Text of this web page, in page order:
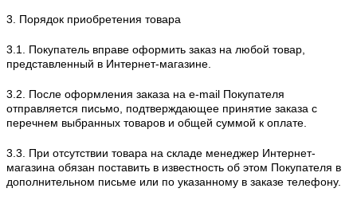
3. Порядок приобретения товара
3.1. Покупатель вправе оформить заказ на любой товар,
представленный в Интернет-магазине.
3.2. После оформления заказа на e-mail Покупателя
отправляется письмо, подтверждающее принятие заказа с
перечнем выбранных товаров и общей суммой к оплате.
3.3. При отсутствии товара на складе менеджер Интернет-
магазина обязан поставить в известность об этом Покупателя в
дополнительном письме или по указанному в заказе телефону.